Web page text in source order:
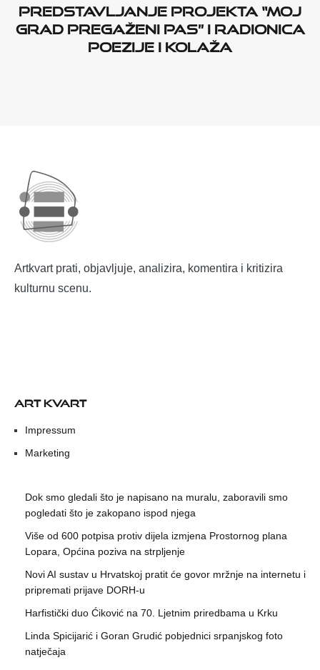
Predstavljanje projekta “Moj
grad pregaženi pas” i radionica
poezije i kolaža
Artkvart prati, objavljuje, analizira, komentira i kritizira
kulturnu scenu.
ART KVART
Impressum
Marketing
Dok smo gledali što je napisano na muralu, zaboravili smo
pogledati što je zakopano ispod njega
Više od 600 potpisa protiv dijela izmjena Prostornog plana
Lopara, Općina poziva na strpljenje
Novi AI sustav u Hrvatskoj pratit će govor mržnje na internetu i
pripremati prijave DORH-u
Harfistički duo Ćiković na 70. Ljetnim priredbama u Krku
Linda Spicijarić i Goran Grudić pobjednici srpanjskog foto
natječaja